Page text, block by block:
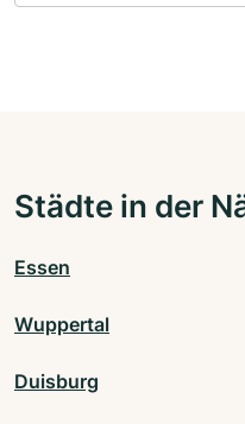
Städte in der
Essen
Wuppertal
Duisburg